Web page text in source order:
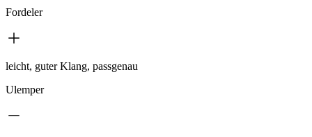
Fordeler
leicht, guter Klang, passgenau
Ulemper